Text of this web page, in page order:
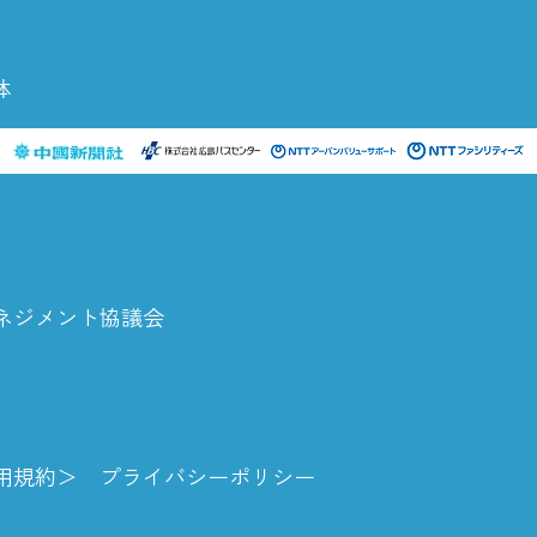
ジメント協議会
規約 プライバシーポリシー